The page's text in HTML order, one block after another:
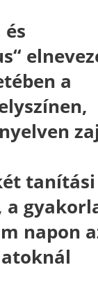
a
tanítási
a
napon